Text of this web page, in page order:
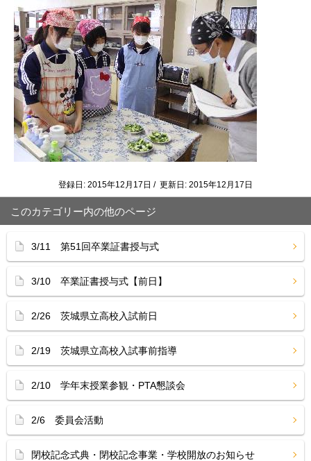
登録日: 2015年12月17日 / 更新日: 2015年12月17日
このカテゴリー内の他のページ
3/11 第51回卒業証書授与式
3/10 卒業証書授与式【前日】
2/26 茨城県立高校入試前日
2/19 茨城県立高校入試事前指導
2/10 学年末授業参観・PTA懇談会
2/6 委員会活動
閉校記念式典・閉校記念事業・学校開放のお知らせ